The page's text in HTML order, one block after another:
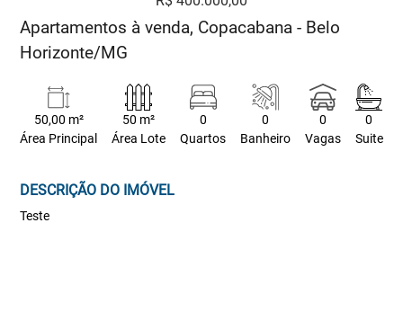
Apartamentos à venda, Copacabana - Belo
Horizonte/MG
50,00 m²
Área Principal
50 m²
Área Lote
0
Quartos
0
Banheiro
0
Vagas
0
Suite
DESCRIÇÃO DO IMÓVEL
Teste